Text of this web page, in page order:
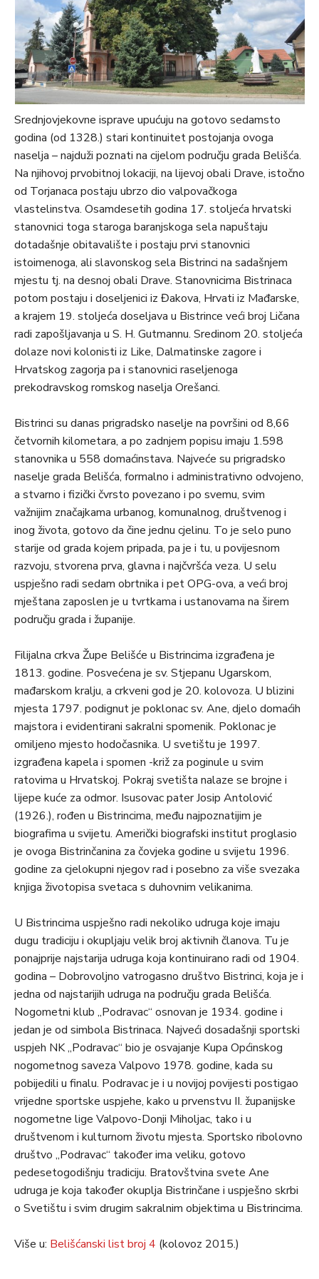
Srednjovjekovne isprave upućuju na gotovo sedamsto
godina (od 1328.) stari kontinuitet postojanja ovoga
naselja – najduži poznati na cijelom području grada Belišća.
Na njihovoj prvobitnoj lokaciji, na lijevoj obali Drave, istočno
od Torjanaca postaju ubrzo dio valpovačkoga
vlastelinstva. Osamdesetih godina 17. stoljeća hrvatski
stanovnici toga staroga baranjskoga sela napuštaju
dotadašnje obitavalište i postaju prvi stanovnici
istoimenoga, ali slavonskog sela Bistrinci na sadašnjem
mjestu tj. na desnoj obali Drave. Stanovnicima Bistrinaca
potom postaju i doseljenici iz Đakova, Hrvati iz Mađarske,
a krajem 19. stoljeća doseljava u Bistrince veći broj Ličana
radi zapošljavanja u S. H. Gutmannu. Sredinom 20. stoljeća
dolaze novi kolonisti iz Like, Dalmatinske zagore i
Hrvatskog zagorja pa i stanovnici raseljenoga
prekodravskog romskog naselja Orešanci.
Bistrinci su danas prigradsko naselje na površini od 8,66
četvornih kilometara, a po zadnjem popisu imaju 1.598
stanovnika u 558 domaćinstava. Najveće su prigradsko
naselje grada Belišća, formalno i administrativno odvojeno,
a stvarno i fizički čvrsto povezano i po svemu, svim
važnijim značajkama urbanog, komunalnog, društvenog i
inog života, gotovo da čine jednu cjelinu. To je selo puno
starije od grada kojem pripada, pa je i tu, u povijesnom
razvoju, stvorena prva, glavna i najčvršća veza. U selu
uspješno radi sedam obrtnika i pet OPG-ova, a veći broj
mještana zaposlen je u tvrtkama i ustanovama na širem
području grada i županije.
Filijalna crkva Župe Belišće u Bistrincima izgrađena je
1813. godine. Posvećena je sv. Stjepanu Ugarskom,
mađarskom kralju, a crkveni god je 20. kolovoza. U blizini
mjesta 1797. podignut je poklonac sv. Ane, djelo domaćih
majstora i evidentirani sakralni spomenik. Poklonac je
omiljeno mjesto hodočasnika. U svetištu je 1997.
izgrađena kapela i spomen -križ za poginule u svim
ratovima u Hrvatskoj. Pokraj svetišta nalaze se brojne i
lijepe kuće za odmor. Isusovac pater Josip Antolović
(1926.), rođen u Bistrincima, među najpoznatijim je
biografima u svijetu. Američki biografski institut proglasio
je ovoga Bistrinčanina za čovjeka godine u svijetu 1996.
godine za cjelokupni njegov rad i posebno za više svezaka
knjiga životopisa svetaca s duhovnim velikanima.
U Bistrincima uspješno radi nekoliko udruga koje imaju
dugu tradiciju i okupljaju velik broj aktivnih članova. Tu je
ponajprije najstarija udruga koja kontinuirano radi od 1904.
godina – Dobrovoljno vatrogasno društvo Bistrinci, koja je i
jedna od najstarijih udruga na području grada Belišća.
Nogometni klub „Podravac“ osnovan je 1934. godine i
jedan je od simbola Bistrinaca. Najveći dosadašnji sportski
uspjeh NK „Podravac“ bio je osvajanje Kupa Općinskog
nogometnog saveza Valpovo 1978. godine, kada su
pobijedili u finalu. Podravac je i u novijoj povijesti postigao
vrijedne sportske uspjehe, kako u prvenstvu II. županijske
nogometne lige Valpovo-Donji Miholjac, tako i u
društvenom i kulturnom životu mjesta. Sportsko ribolovno
društvo „Podravac“ također ima veliku, gotovo
pedesetogodišnju tradiciju. Bratovštvina svete Ane
udruga je koja također okuplja Bistrinčane i uspješno skrbi
o Svetištu i svim drugim sakralnim objektima u Bistrincima.
Više u: Belišćanski list broj 4 (kolovoz 2015.)